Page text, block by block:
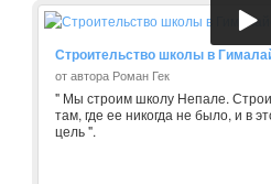
Строительство школы в
от автора Роман Гек
" Мы строим школу Непале.
там, где ее никогда не было, и в
цель ".